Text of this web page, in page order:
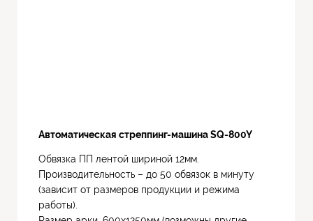
Автоматическая стреппинг-машина SQ-800Y
Обвязка ПП лентой шириной 12мм.
Производительность – до 50 обвязок в минуту
(зависит от размеров продукции и режима
работы).